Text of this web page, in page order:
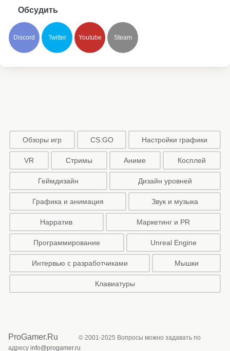
Обсудить
Discord Twitter Youtube Steam
Обзоры игр CS:GO Настройки графики
VR Стримы Аниме Косплей
Геймдизайн Дизайн уровней
Графика и анимация Звук и музыка
Нарратив Маркетинг и PR
Программирование Unreal Engine
Интервью с разработчиками Мышки
Клавиатуры
ProGamer.Ru
© 2001-2025 Вопросы можно задавать по
адресу info@progamer.ru